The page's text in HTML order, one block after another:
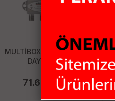
MULTİBOX MB-14 1/4
DAYZEK
71.63 TL